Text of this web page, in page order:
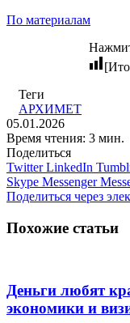
По материалам
Теги
АРХИМЕТ
05.01.2026
Время чтения: 3 мин.
Поделиться
Twitter LinkedIn
Skype Messenger
Поделиться через
Похожие статьи
Деньги любят
экономики и